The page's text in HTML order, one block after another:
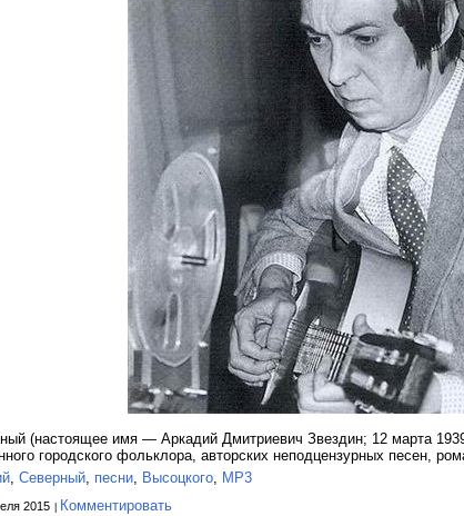
(настоящее имя — Аркадий Дмитриевич Звездин; 12 марта
городского фольклора, авторских неподцензурных песен,
, Северный, песни, Высоцкого, MP3
2015 Комментировать